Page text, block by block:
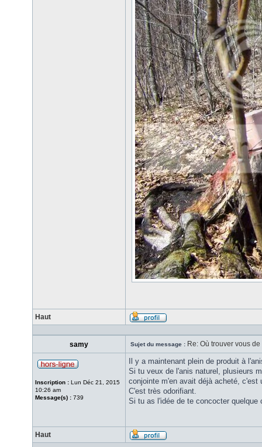
Haut
samy Sujet du message : Re: Où trouver vous
Inscription : Lun Déc 21, 2015
10:26 am
Message(s) : 739
Il y a maintenant plein de produit à
Si tu veux de l'anis naturel, plusieurs
conjointe m'en avait déjà acheté, c'est
C'est très odorifiant.
Si tu as l'idée de te concocter
Haut